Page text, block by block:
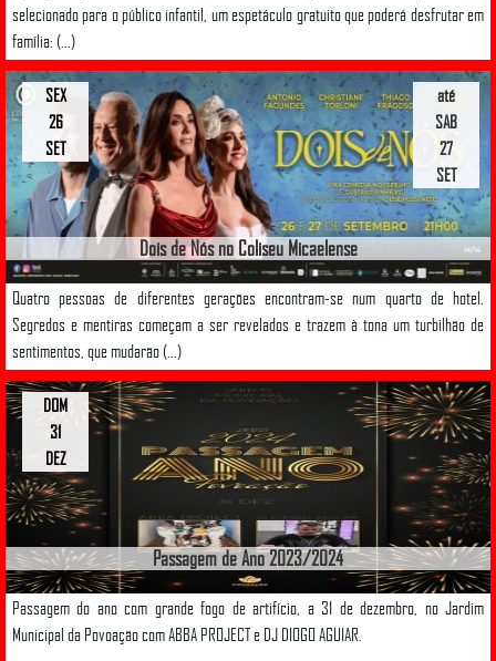
selecionado para o público infantil, um espetáculo gratuito que poderá desfrutar em
família: (...)
Dois de Nós no Coliseu Micaelense
Quatro pessoas de diferentes gerações encontram-se num quarto de hotel.
Segredos e mentiras começam a ser revelados e trazem à tona um turbilhão de
sentimentos, que mudarão (...)
até
SAB
27
SET
SEX
26
SET
Passagem de Ano 2023/2024
Passagem do ano com grande fogo de artifício, a 31 de dezembro, no Jardim
Municipal da Povoação com ABBA PROJECT e DJ DIOGO AGUIAR.
DOM
31
DEZ